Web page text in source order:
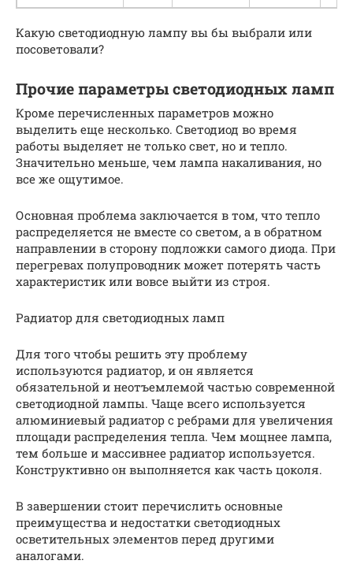
Какую светодиодную лампу вы бы выбрали или
посоветовали?
Прочие параметры светодиодных ламп
Кроме перечисленных параметров можно
выделить еще несколько. Светодиод во время
работы выделяет не только свет, но и тепло.
Значительно меньше, чем лампа накаливания, но
все же ощутимое.
Основная проблема заключается в том, что тепло
распределяется не вместе со светом, а в обратном
направлении в сторону подложки самого диода. При
перегревах полупроводник может потерять часть
характеристик или вовсе выйти из строя.
Радиатор для светодиодных ламп
Для того чтобы решить эту проблему
используются радиатор, и он является
обязательной и неотъемлемой частью современной
светодиодной лампы. Чаще всего используется
алюминиевый радиатор с ребрами для увеличения
площади распределения тепла. Чем мощнее лампа,
тем больше и массивнее радиатор используется.
Конструктивно он выполняется как часть цоколя.
В завершении стоит перечислить основные
преимущества и недостатки светодиодных
осветительных элементов перед другими
аналогами.